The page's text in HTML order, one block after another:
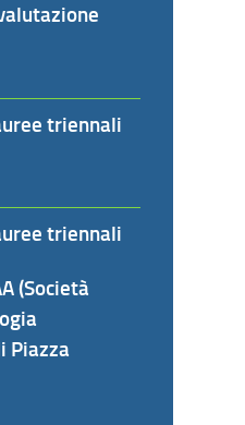
triennali
triennali
(Società
Piazza